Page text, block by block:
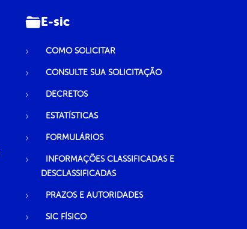
E-sic
COMO SOLICITAR
CONSULTE SUA SOLICITAÇÃO
DECRETOS
ESTATÍSTICAS
FORMULÁRIOS
INFORMAÇÕES CLASSIFICADAS E
DESCLASSIFICADAS
PRAZOS E AUTORIDADES
SIC FÍSICO